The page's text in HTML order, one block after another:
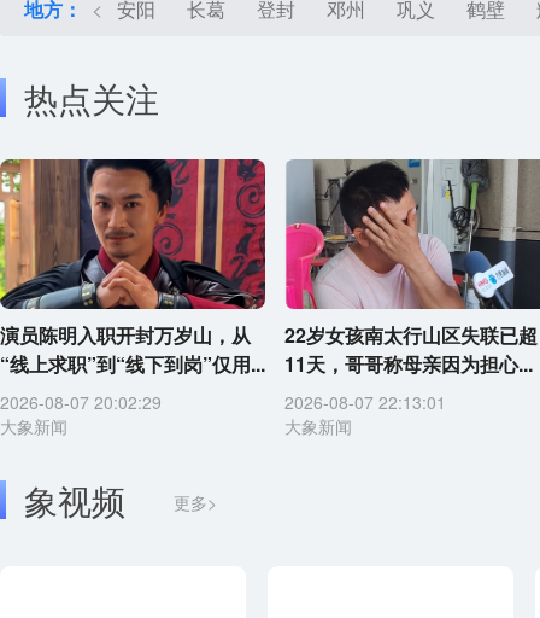
地方： < 安阳 长葛 登封 邓州 巩义 鹤壁
热点关注
演员陈明入职开封万岁山，从
“线上求职”到“线下到岗”仅用...
2026-08-07 20:02:29
大象新闻
22岁女孩南太行山区失联已超
11天，哥哥称母亲因为担心...
2026-08-07 22:13:01
大象新闻
象视频 更多>